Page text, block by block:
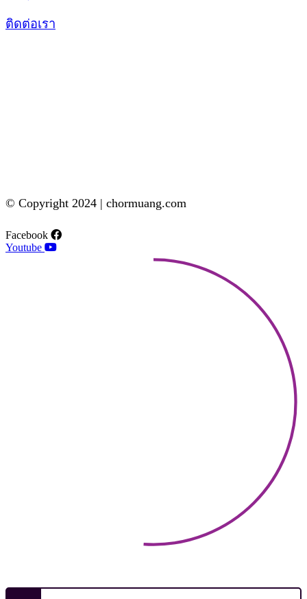
ติดต่อเรา
© Copyright 2024 | chormuang.com
Facebook
Youtube